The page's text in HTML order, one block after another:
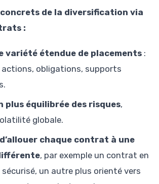
concrets de la diversification via
:
variété étendue de placements :
actions, obligations, supports
plus équilibrée des risques,
globale.
chaque contrat à une
, par exemple un contrat en
un autre plus orienté vers